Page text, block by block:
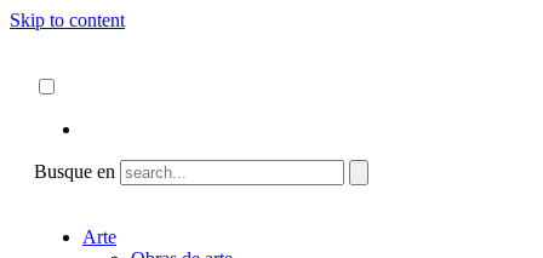
Skip to content
Busque en
Arte